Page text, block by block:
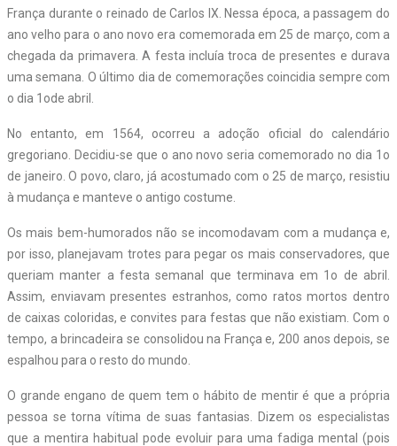
França durante o reinado de Carlos IX. Nessa época, a passagem do
ano velho para o ano novo era comemorada em 25 de março, com a
chegada da primavera. A festa incluía troca de presentes e durava
uma semana. O último dia de comemorações coincidia sempre com
o dia 1ode abril.
No entanto, em 1564, ocorreu a adoção oficial do calendário
gregoriano. Decidiu-se que o ano novo seria comemorado no dia 1o
de janeiro. O povo, claro, já acostumado com o 25 de março, resistiu
à mudança e manteve o antigo costume.
Os mais bem-humorados não se incomodavam com a mudança e,
por isso, planejavam trotes para pegar os mais conservadores, que
queriam manter a festa semanal que terminava em 1o de abril.
Assim, enviavam presentes estranhos, como ratos mortos dentro
de caixas coloridas, e convites para festas que não existiam. Com o
tempo, a brincadeira se consolidou na França e, 200 anos depois, se
espalhou para o resto do mundo.
O grande engano de quem tem o hábito de mentir é que a própria
pessoa se torna vítima de suas fantasias. Dizem os especialistas
que a mentira habitual pode evoluir para uma fadiga mental (pois